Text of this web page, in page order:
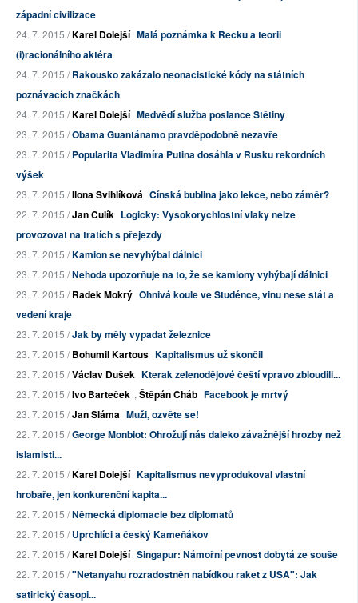
západní civilizace
24. 7. 2015 /Karel Dolejší Malá poznámka k Řecku a teorii
(i)racionálního aktéra
24. 7. 2015 /Rakousko zakázalo neonacistické kódy na státních
poznávacích značkách
24. 7. 2015 /Karel Dolejší Medvědí služba poslance Štětiny
23. 7. 2015 /Obama Guantánamo pravděpodobně nezavře
23. 7. 2015 /Popularita Vladimíra Putina dosáhla v Rusku rekordních
výšek
23. 7. 2015 /Ilona Švihlíková Čínská bublina jako lekce, nebo záměr?
22. 7. 2015 /Jan Čulík Logicky: Vysokorychlostní vlaky nelze
provozovat na tratích s přejezdy
23. 7. 2015 /Kamion se nevyhýbal dálnici
23. 7. 2015 /Nehoda upozorňuje na to, že se kamiony vyhýbají dálnici
23. 7. 2015 /Radek Mokrý Ohnivá koule ve Studénce, vinu nese stát a
vedení kraje
23. 7. 2015 /Jak by měly vypadat železnice
23. 7. 2015 /Bohumil Kartous Kapitalismus už skončil
23. 7. 2015 /Václav Dušek Kterak zelenodějové čeští vpravo zbloudili...
23. 7. 2015 /Ivo Barteček , Štěpán Cháb Facebook je mrtvý
23. 7. 2015 /Jan Sláma Muži, ozvěte se!
22. 7. 2015 /George Monbiot: Ohrožují nás daleko závažnější hrozby než
islamisti...
22. 7. 2015 /Karel Dolejší Kapitalismus nevyprodukoval vlastní
hrobaře, jen konkurenční kapita...
22. 7. 2015 /Německá diplomacie bez diplomatů
22. 7. 2015 /Uprchlíci a český Kameňákov
22. 7. 2015 /Karel Dolejší Singapur: Námořní pevnost dobytá ze souše
22. 7. 2015 /"Netanyahu rozradostněn nabídkou raket z USA": Jak
satirický časopi...